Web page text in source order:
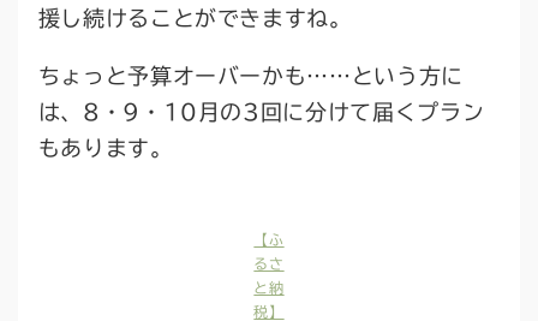
援し続けることができますね。
ちょっと予算オーバーかも……という方に
は、8・9・10月の3回に分けて届くプラン
もあります。
【ふ
るさ
と納
税】